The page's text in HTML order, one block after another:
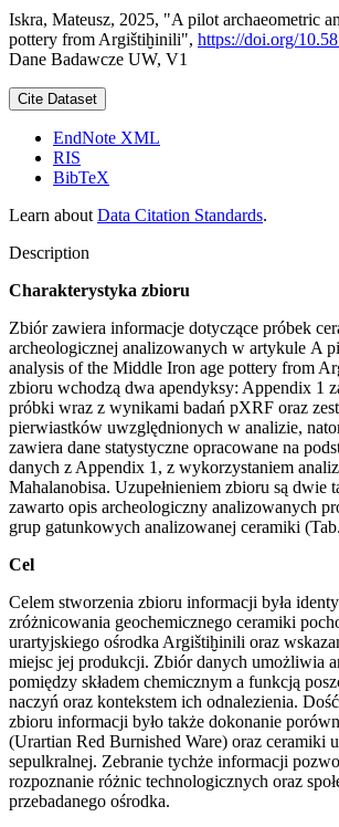
Iskra, Mateusz, 2025, "A pilot archaeometric
pottery from Argištiḫinili", https://doi.org/
Dane Badawcze UW, V1
Cite Dataset
EndNote XML
RIS
BibTeX
Learn about Data Citation Standards.
Description
Charakterystyka zbioru
Zbiór zawiera informacje dotyczące próbek
archeologicznej analizowanych w artykule A
analysis of the Middle Iron age pottery from
zbioru wchodzą dwa apendyksy: Appendix 1
próbki wraz z wynikami badań pXRF oraz
pierwiastków uwzględnionych w analizie,
zawiera dane statystyczne opracowane na
danych z Appendix 1, z wykorzystaniem
Mahalanobisa. Uzupełnieniem zbioru są dwie
zawarto opis archeologiczny analizowanych
grup gatunkowych analizowanej ceramiki
Cel
Celem stworzenia zbioru informacji była
zróżnicowania geochemicznego ceramiki
urartyjskiego ośrodka Argištiḫinili oraz
miejsc jej produkcji. Zbiór danych umożliwia
pomiędzy składem chemicznym a funkcją
naczyń oraz kontekstem ich odnalezienia.
zbioru informacji było także dokonanie
(Urartian Red Burnished Ware) oraz ceramiki
sepulkralnej. Zebranie tychże informacji
rozpoznanie różnic technologicznych oraz
przebadanego ośrodka.